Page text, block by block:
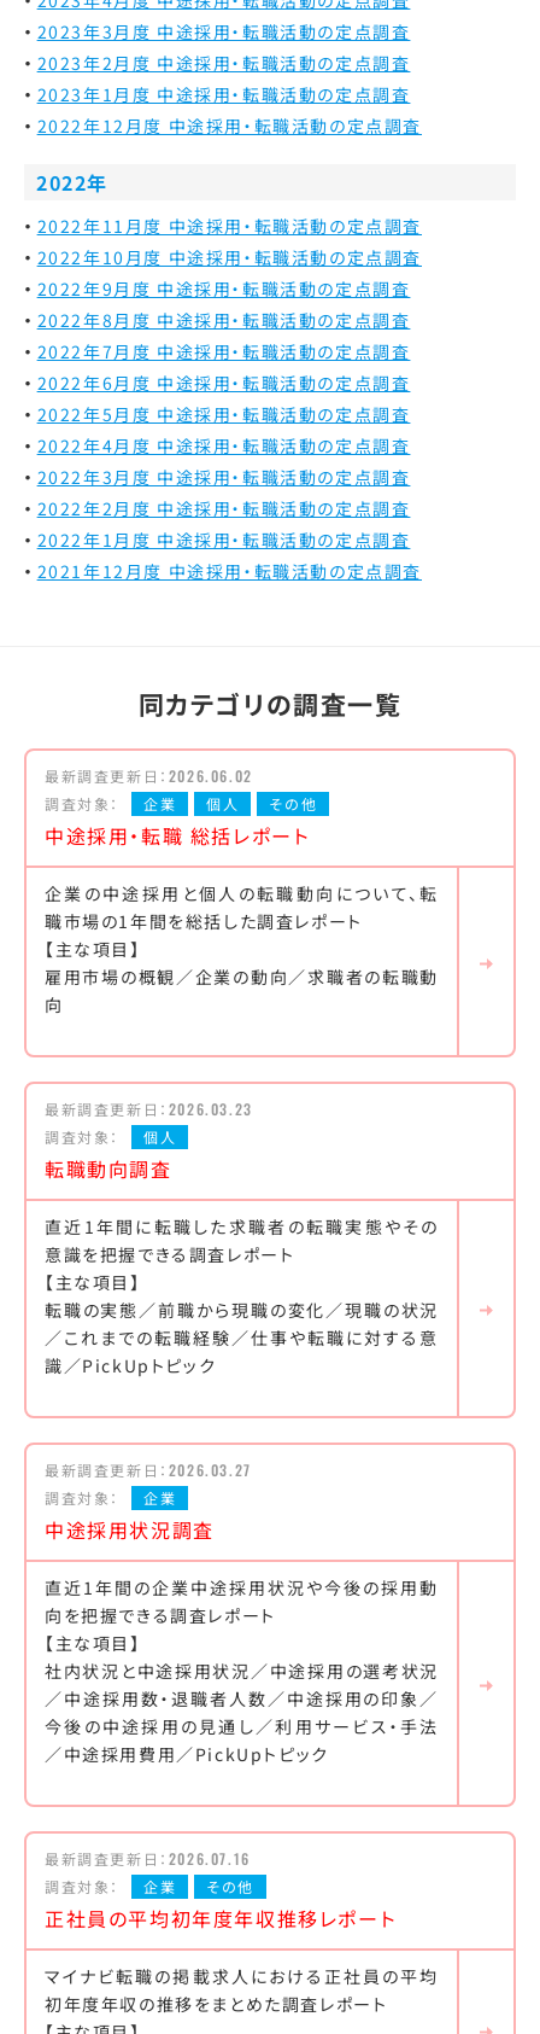
2023年3月度 中途採用・転職活動の定点調査
2023年2月度 中途採用・転職活動の定点調査
2023年1月度 中途採用・転職活動の定点調査
2022年12月度 中途採用・転職活動の定点調査
2022年
2022年11月度 中途採用・転職活動の定点調査
2022年10月度 中途採用・転職活動の定点調査
2022年9月度 中途採用・転職活動の定点調査
2022年8月度 中途採用・転職活動の定点調査
2022年7月度 中途採用・転職活動の定点調査
2022年6月度 中途採用・転職活動の定点調査
2022年5月度 中途採用・転職活動の定点調査
2022年4月度 中途採用・転職活動の定点調査
2022年3月度 中途採用・転職活動の定点調査
2022年2月度 中途採用・転職活動の定点調査
2022年1月度 中途採用・転職活動の定点調査
2021年12月度 中途採用・転職活動の定点調査
同カテゴリの調査一覧
最新調査更新日： 2026.06.02
調査対象：
企業 個人 その他
中途採用・転職 総括レポート
企業の中途採用と個人の転職動向について、転
職市場の1年間を総括した調査レポート
【主な項目】
雇用市場の概観／企業の動向／求職者の転職動
向
最新調査更新日： 2026.03.23
調査対象：
個人
転職動向調査
直近1年間に転職した求職者の転職実態やその
意識を把握できる調査レポート
【主な項目】
転職の実態／前職から現職の変化／現職の状況
／これまでの転職経験／仕事や転職に対する意
識／PickUpトピック
最新調査更新日： 2026.03.27
調査対象：
企業
中途採用状況調査
直近1年間の企業中途採用状況や今後の採用動
向を把握できる調査レポート
【主な項目】
社内状況と中途採用状況／中途採用の選考状況
／中途採用数・退職者人数／中途採用の印象／
今後の中途採用の見通し／利用サービス・手法
／中途採用費用／PickUpトピック
最新調査更新日： 2026.07.16
調査対象：
企業 その他
正社員の平均初年度年収推移レポート
マイナビ転職の掲載求人における正社員の平均
初年度年収の推移をまとめた調査レポート